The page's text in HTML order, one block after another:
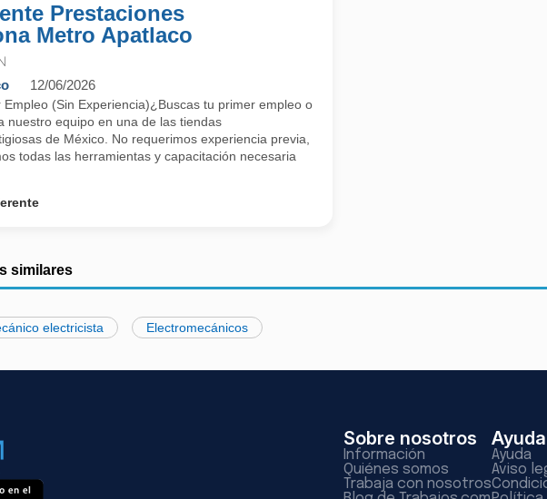
Prestaciones
Metro Apatlaco
12/06/2026
(Sin Experiencia)¿Buscas tu primer empleo o
nuestro equipo en una de las tiendas
de México. No requerimos experiencia previa,
todas las herramientas y capacitación necesaria
similares
electricista Electromecánicos
Sobre nosotros
Información
Quiénes somos
Trabaja con nosotros
Ayuda
Ayuda
Aviso